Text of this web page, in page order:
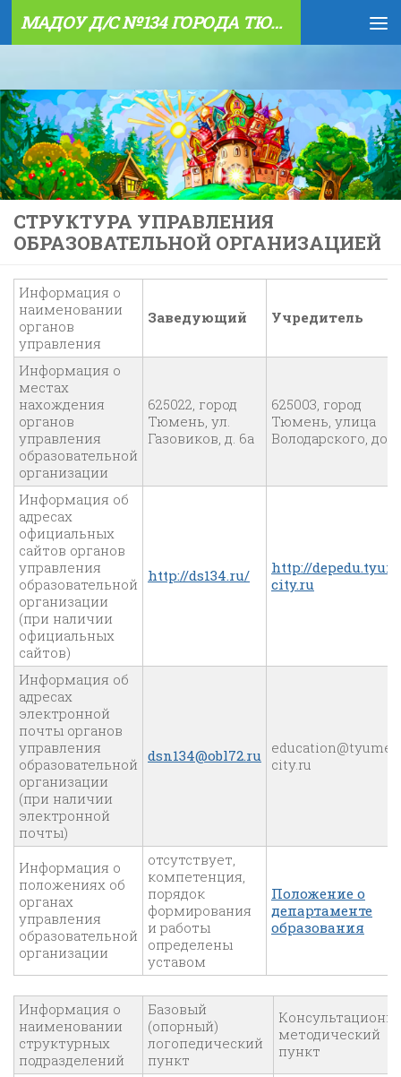
Skip to content МАДОУ Д/С №134 ГОРОДА ТЮМЕНИ
СТРУКТУРА УПРАВЛЕНИЯ
ОБРАЗОВАТЕЛЬНОЙ ОРГАНИЗАЦИЕЙ
Информация о
наименовании
органов
управления
Заведующий Учредитель
Информация о
местах
нахождения
органов
управления
образовательной
организации
625022, город
Тюмень, ул.
Газовиков, д. 6а
625003, город
Тюмень, улица
Володарского, дом
Информация об
адресах
официальных
сайтов органов
управления
образовательной
организации
(при наличии
официальных
сайтов)
http://ds134.ru/
http://
city.ru
Информация об
адресах
электронной
почты органов
управления
образовательной
организации
(при наличии
электронной
почты)
dsn134@obl72.ru city.ru
Информация о
положениях об
органах
управления
образовательной
организации
отсутствует,
компетенция,
порядок
формирования
и работы
определены
уставом
Положение о
департаменте
образования
Информация о
наименовании
структурных
подразделений
Базовый
(опорный)
логопедический
пункт
методический
пункт